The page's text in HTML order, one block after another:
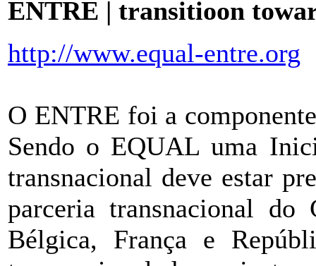
ENTRE | transitioon
http://www.equal-entre.org
O ENTRE foi a
Sendo o EQUAL uma
transnacional deve estar
parceria transnacional do
Bélgica, França e